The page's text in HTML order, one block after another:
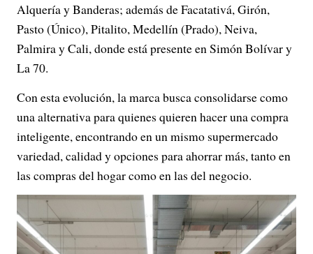
Alquería y Banderas; además de Facatativá, Girón,
Pasto (Único), Pitalito, Medellín (Prado), Neiva,
Palmira y Cali, donde está presente en Simón Bolívar y
La 70.
Con esta evolución, la marca busca consolidarse como
una alternativa para quienes quieren hacer una compra
inteligente, encontrando en un mismo supermercado
variedad, calidad y opciones para ahorrar más, tanto en
las compras del hogar como en las del negocio.